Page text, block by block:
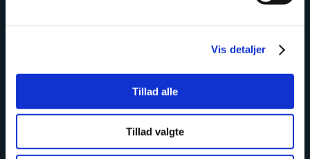
Vis detaljer
Tillad alle
Tillad valgte
​ønsker du at høre nærmere?
Find vores kontaktoplysninger herunder.
Bo i Lemvig